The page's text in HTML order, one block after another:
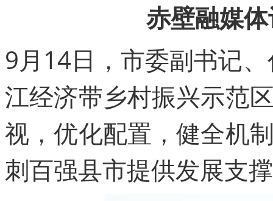
赤壁融媒
9月14日，市委副书记
江经济带乡村振兴示范
视，优化配置，健全机
刺百强县市提供发展支